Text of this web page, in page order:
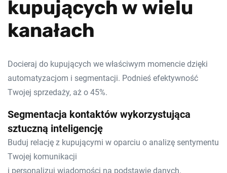
kupujących w wielu
kanałach
Docieraj do kupujących we właściwym momencie dzięki
automatyzacjom i segmentacji. Podnieś efektywność
Twojej sprzedaży, aż o 45%.
Segmentacja kontaktów wykorzystująca
sztuczną inteligencję
Buduj relację z kupującymi w oparciu o analizę sentymentu
Twojej komunikacji
i personalizuj wiadomości na podstawie danych.